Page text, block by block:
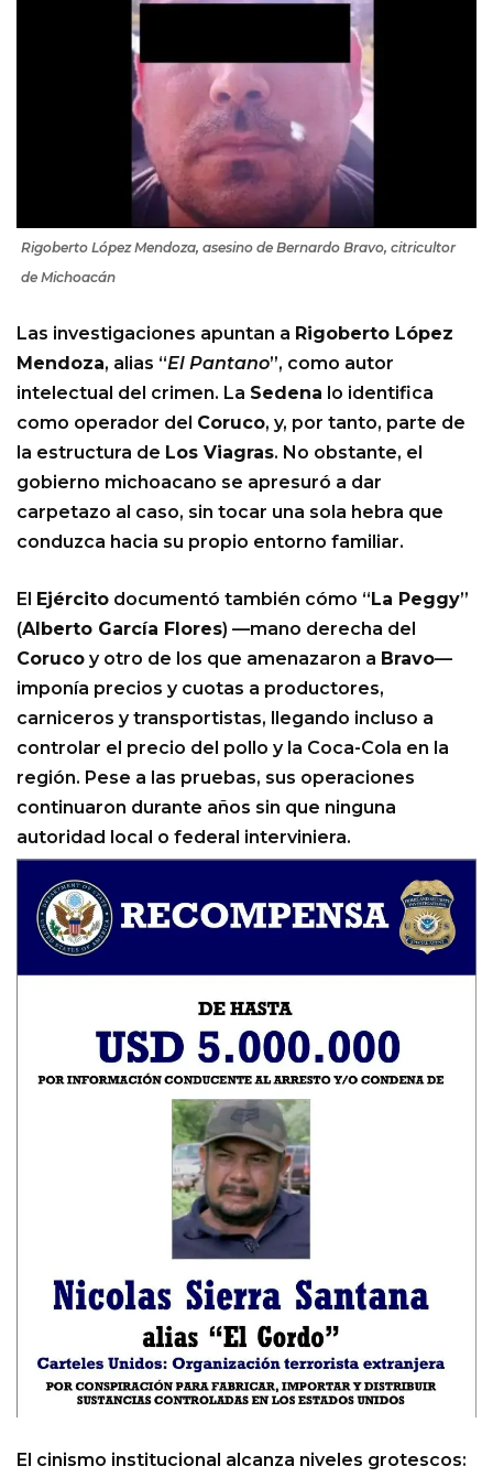
Rigoberto López Mendoza, asesino de Bernardo Bravo, citricultor
de Michoacán
Las investigaciones apuntan a Rigoberto López
Mendoza, alias “El Pantano”, como autor
intelectual del crimen. La Sedena lo identifica
como operador del Coruco, y, por tanto, parte de
la estructura de Los Viagras. No obstante, el
gobierno michoacano se apresuró a dar
carpetazo al caso, sin tocar una sola hebra que
conduzca hacia su propio entorno familiar.
El Ejército documentó también cómo “La Peggy”
(Alberto García Flores) —mano derecha del
Coruco y otro de los que amenazaron a Bravo—
imponía precios y cuotas a productores,
carniceros y transportistas, llegando incluso a
controlar el precio del pollo y la Coca-Cola en la
región. Pese a las pruebas, sus operaciones
continuaron durante años sin que ninguna
autoridad local o federal interviniera.
El cinismo institucional alcanza niveles grotescos: